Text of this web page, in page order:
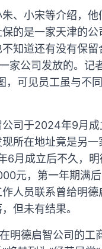
、小宋等介绍，
的是一家天津的
知道还有没有保
家公司发放的。记
，可见员工虽与不
司于2024年9月
所在地址竟是另
月成立后不久，
元，第一年期满
人员联系曾给明
但未有结果。
明德启智公司的工